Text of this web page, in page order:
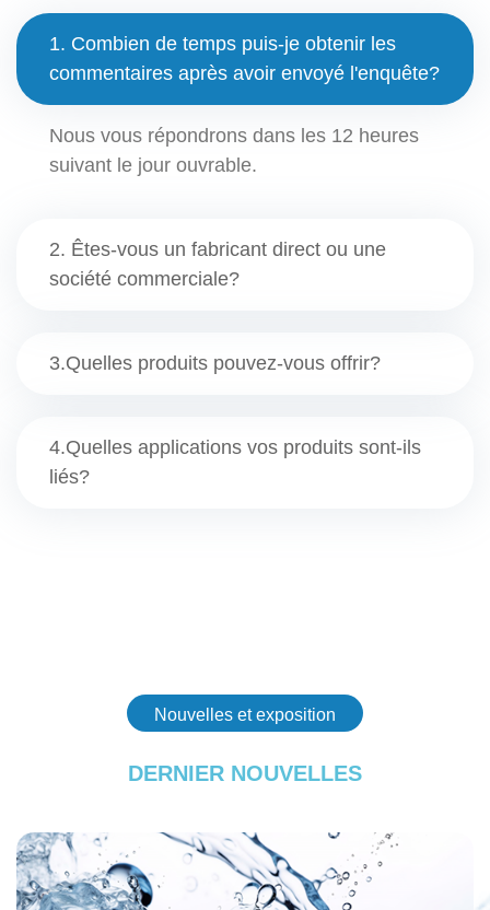
1. Combien de temps puis-je obtenir les
commentaires après avoir envoyé l'enquête?
Nous vous répondrons dans les 12 heures
suivant le jour ouvrable.
2. Êtes-vous un fabricant direct ou une
société commerciale?
3.Quelles produits pouvez-vous offrir?
4.Quelles applications vos produits sont-ils
liés?
Nouvelles et exposition
DERNIER NOUVELLES